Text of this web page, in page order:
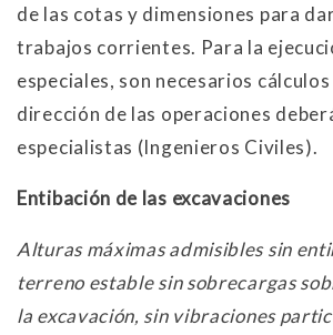
de las cotas y dimensiones para
trabajos corrientes. Para la
especiales, son necesarios
dirección de las operaciones
especialistas (Ingenieros Civiles).
Entibación de las excavaciones
Alturas máximas admisibles sin
terreno estable sin sobrecargas
la excavación, sin vibraciones